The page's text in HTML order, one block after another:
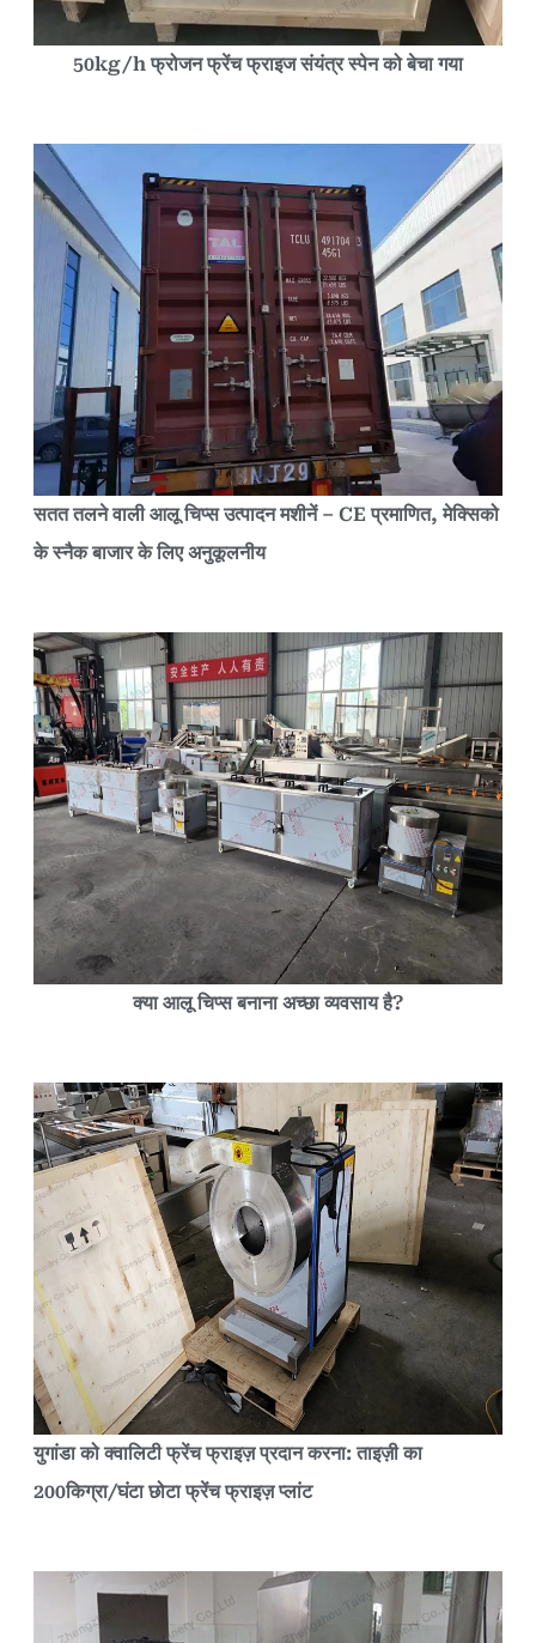
50kg/h फ्रोजन फ्रेंच फ्राइज संयंत्र स्पेन को बेचा गया
सतत तलने वाली आलू चिप्स उत्पादन मशीनें – CE प्रमाणित, मेक्सिको
के स्नैक बाजार के लिए अनुकूलनीय
क्या आलू चिप्स बनाना अच्छा व्यवसाय है?
युगांडा को क्वालिटी फ्रेंच फ्राइज़ प्रदान करना: ताइज़ी का
200किग्रा/घंटा छोटा फ्रेंच फ्राइज़ प्लांट